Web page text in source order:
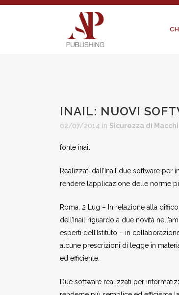
INAIL: NUOVI
02/07/2014 in Sicurezza di
fonte inail
Realizzati dall’Inail due software
rendere l’applicazione delle norme
Roma, 2 Lug – In relazione alla
dell’Inail riguardo a due novità
esperti dell’Istituto – in
alcune prescrizioni di legge in
ed efficiente.
Due software realizzati per